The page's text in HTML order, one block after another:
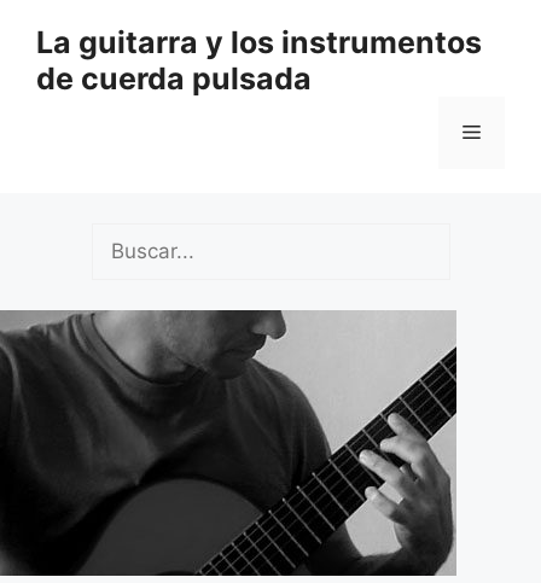
contenido
La guitarra y los instrumentos
de cuerda pulsada
Menú